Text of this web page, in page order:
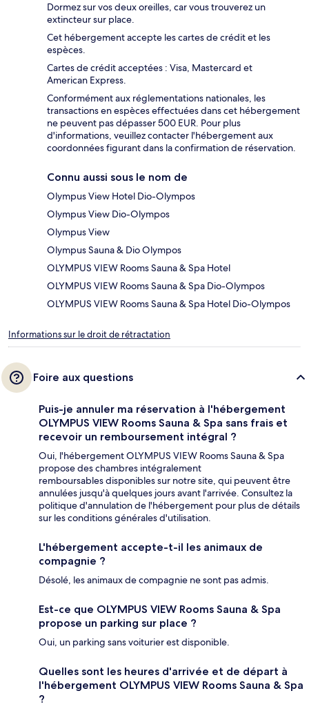
Dormez sur vos deux oreilles, car vous trouverez un
extincteur sur place.
Cet hébergement accepte les cartes de crédit et les
espèces.
Cartes de crédit acceptées : Visa, Mastercard et
American Express.
Conformément aux réglementations nationales, les
transactions en espèces effectuées dans cet hébergement
ne peuvent pas dépasser 500 EUR. Pour plus
d'informations, veuillez contacter l'hébergement aux
coordonnées figurant dans la confirmation de réservation.
Connu aussi sous le nom de
Olympus View Hotel Dio-Olympos
Olympus View Dio-Olympos
Olympus View
Olympus Sauna & Dio Olympos
OLYMPUS VIEW Rooms Sauna & Spa Hotel
OLYMPUS VIEW Rooms Sauna & Spa Dio-Olympos
OLYMPUS VIEW Rooms Sauna & Spa Hotel Dio-Olympos
Informations sur le droit de rétractation
Foire aux questions
Puis-je annuler ma réservation à l'hébergement
OLYMPUS VIEW Rooms Sauna & Spa sans frais et
recevoir un remboursement intégral ?
Oui, l'hébergement OLYMPUS VIEW Rooms Sauna & Spa
propose des chambres intégralement
remboursables disponibles sur notre site, qui peuvent être
annulées jusqu'à quelques jours avant l'arrivée. Consultez la
politique d'annulation de l'hébergement pour plus de détails
sur les conditions générales d'utilisation.
L'hébergement accepte-t-il les animaux de
compagnie ?
Désolé, les animaux de compagnie ne sont pas admis.
Est-ce que OLYMPUS VIEW Rooms Sauna & Spa
propose un parking sur place ?
Oui, un parking sans voiturier est disponible.
Quelles sont les heures d'arrivée et de départ à
l'hébergement OLYMPUS VIEW Rooms Sauna & Spa
?